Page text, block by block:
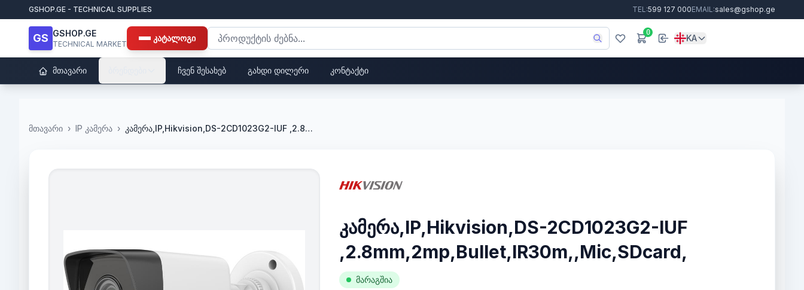
GSHOP.GE - TECHNICAL SUPPLIES TEL:599 127 000EMAIL:sales@gshop.ge
GS GSHOP.GE
TECHNICAL MARKET
კატალოგი
0
KA
მთავარი ჩვენ შესახებ გახდი დილერი კონტაქტი
მთავარი › IP კამერა › კამერა,IP,Hikvision,DS-2CD1023G2-IUF ,2.8mm,2mp,Bullet,IR30m,,Mic,SDcard,
კამერა,IP,Hikvision,DS-2CD1023G2-IUF
,2.8mm,2mp,Bullet,IR30m,,Mic,SDcard,
მარაგშია